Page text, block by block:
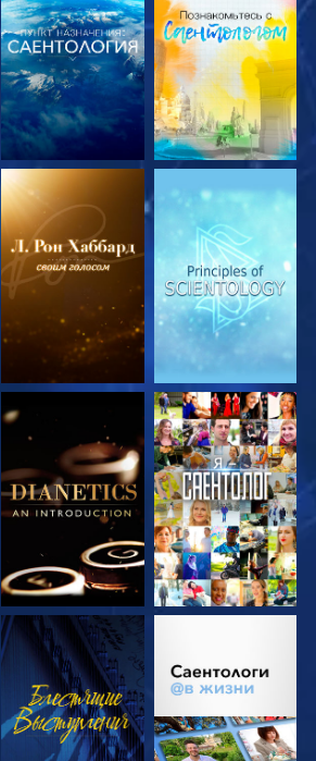
СМОТРЕТЬ
ПЕРЕДАЧИ
СМОТРЕТЬ
ПЕРЕДАЧИ
СМОТРЕТЬ
ПЕРЕДАЧИ
СМОТРЕТЬ
СМОТРЕТЬ
СМОТРЕТЬ